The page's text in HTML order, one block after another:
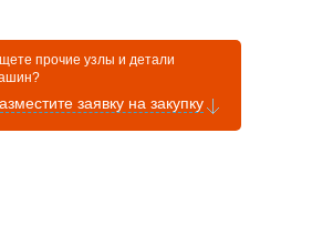
прочие узлы и детали
заявку на закупку